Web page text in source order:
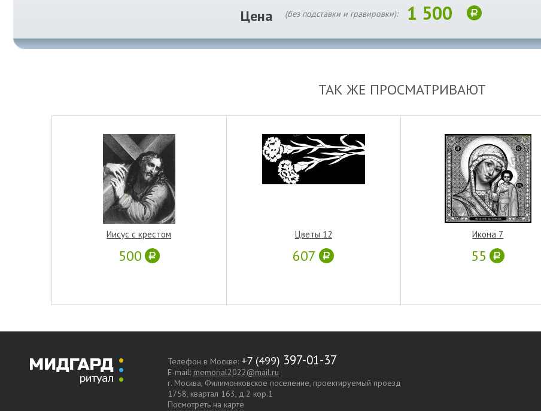
Цена (без подставки и гравировки): 1 500
ТАК ЖЕ ПРОСМАТРИВАЮТ
Иисус с крестом
500
Цветы 12
607
Икона 7
55
Телефон в Москве: 397-01-37
E-mail: memorial2022@mail.ru
г. Москва, Филимонковское поселение, проектируемый проезд
1758, квартал 163, д.2 кор.1
Посмотреть на карте